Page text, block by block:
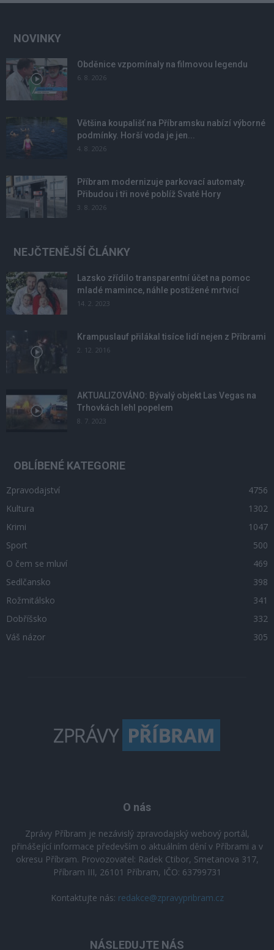
NOVINKY
Obděnice vzpomínaly na filmovou legendu
6. 8. 2026
Většina koupališť na Příbramsku nabízí výborné
podmínky. Horší voda je jen...
4. 8. 2026
Příbram modernizuje parkovací automaty.
Přibudou i tři nové poblíž Svaté Hory
3. 8. 2026
NEJČTENĚJŠÍ ČLÁNKY
Lazsko zřídilo transparentní účet na pomoc
mladé mamince, náhle postižené mrtvicí
14. 2. 2023
Krampuslauf přilákal tisíce lidí nejen z Příbrami
2. 12. 2016
AKTUALIZOVÁNO: Bývalý objekt Las Vegas na
Trhovkách lehl popelem
8. 7. 2023
OBLÍBENÉ KATEGORIE
Zpravodajství
4756
Kultura
1302
Krimi
1047
Sport
500
O čem se mluví
469
Sedlčansko
398
Rožmitálsko
341
Dobříšsko
332
Váš názor
305
O nás
Zprávy Příbram je nezávislý zpravodajský webový portál,
přinášející informace především o aktuálním dění v Příbrami a v
okresu Příbram. Provozovatel: Radek Ctibor, Smetanova 317,
Příbram III, 26101 Příbram, IČO: 63799731
Kontaktujte nás: redakce@zpravypribram.cz
NÁSLEDUJTE NÁS